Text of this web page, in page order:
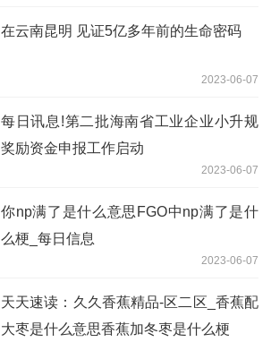
在云南昆明 见证5亿多年前的生命密码
2023-06-07
每日讯息!第二批海南省工业企业小升规
奖励资金申报工作启动
2023-06-07
你np满了是什么意思FGO中np满了是什
么梗_每日信息
2023-06-07
天天速读：久久香蕉精品-区二区_香蕉配
大枣是什么意思香蕉加冬枣是什么梗